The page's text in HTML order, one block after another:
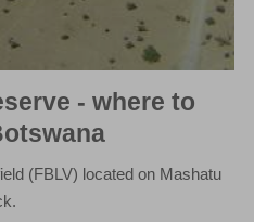
- where to
(FBLV) located on Mashatu